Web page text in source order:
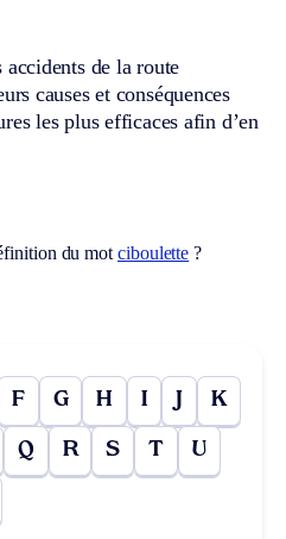
accidents de la route
causes et conséquences
les plus efficaces afin d’en
du mot ciboulette ?
F G H I J K
Q R S T U